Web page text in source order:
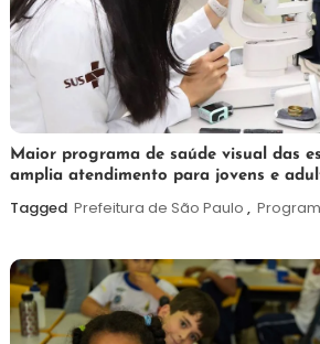
7
de
agosto
Maurilio
Maior programa de saúde visual das
amplia atendimento para jovens e
Tagged Prefeitura de São Paulo ,